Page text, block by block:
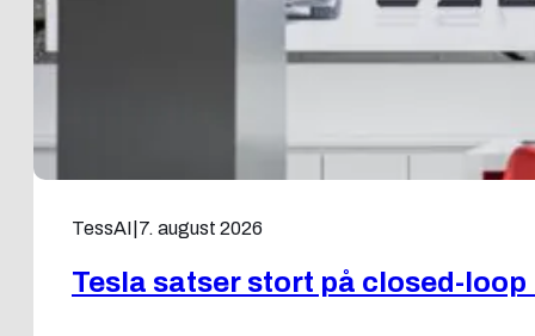
TessAI 7. august 2026
Tesla satser stort på closed-